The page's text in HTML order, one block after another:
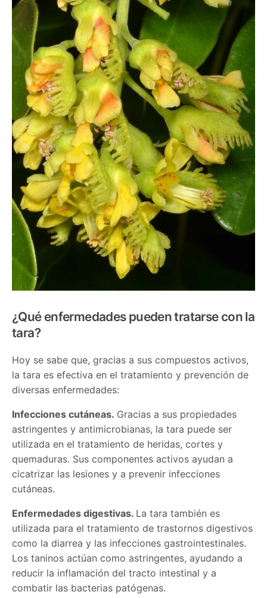
¿Qué enfermedades pueden tratarse con la
tara?
Hoy se sabe que, gracias a sus compuestos activos,
la tara es efectiva en el tratamiento y prevención de
diversas enfermedades:
Infecciones cutáneas. Gracias a sus propiedades
astringentes y antimicrobianas, la tara puede ser
utilizada en el tratamiento de heridas, cortes y
quemaduras. Sus componentes activos ayudan a
cicatrizar las lesiones y a prevenir infecciones
cutáneas.
Enfermedades digestivas. La tara también es
utilizada para el tratamiento de trastornos digestivos
como la diarrea y las infecciones gastrointestinales.
Los taninos actúan como astringentes, ayudando a
reducir la inflamación del tracto intestinal y a
combatir las bacterias patógenas.